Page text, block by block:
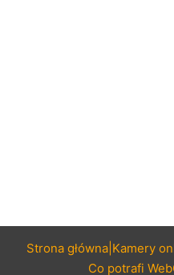
Strona główna Kamery
Co potrafi